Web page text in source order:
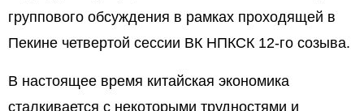
группового обсуждения в рамках проходящей в
Пекине четвертой сессии ВК НПКСК 12-го созыва.
В настоящее время китайская экономика
сталкивается с некоторыми трудностями и